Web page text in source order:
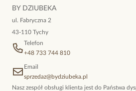
BY DZIUBEKA
ul. Fabryczna 2
43-110 Tychy
Telefon
+48 733 744 810
Email
sprzedaz@bydziubeka.pl
Nasz zespół obsługi klienta jest do Państwa